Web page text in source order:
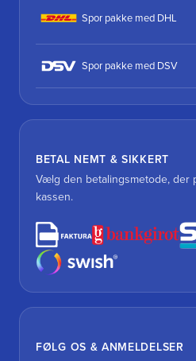
Spor pakke med DHL
Spor pakke med DSV
BETAL NEMT & SIKKERT
Vælg den betalingsmetode, der
kassen.
FØLG OS & ANMELDELSER